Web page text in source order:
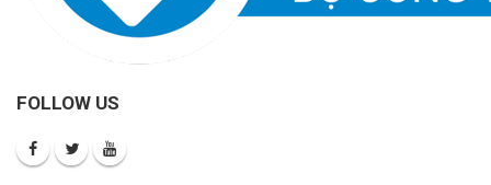
FOLLOW US